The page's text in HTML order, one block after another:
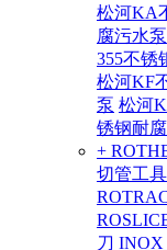
松河KA
腐污水泵
355不锈
松河KF
泵 松河
锈钢耐
+
切管工具
刀 INOX